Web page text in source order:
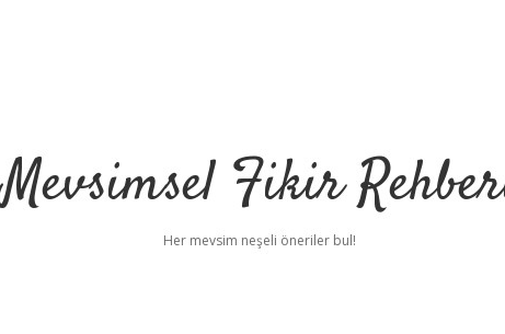
Mevsimsel Fikir
Her mevsim neşeli öneriler bul!